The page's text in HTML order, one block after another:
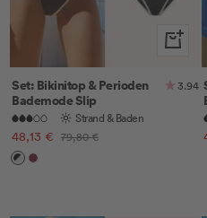
Set: Bikinitop & Perioden
Bademode Slip
3.94
Strand & Baden
Angebotspreis
48,13 € Regulärer
79,80 €
BlackRuby